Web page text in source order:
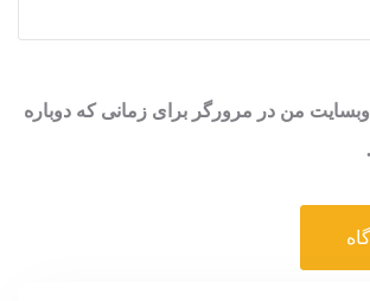
وبسایت من در مرورگر برای زمانی که دوباره